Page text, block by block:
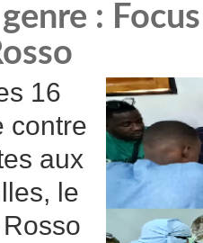
:
16
contre
aux
le